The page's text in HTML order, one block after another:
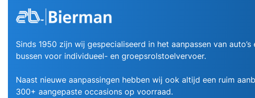
Sinds 1950 zijn wij gespecialiseerd in het aanpassen van auto’s
bussen voor individueel- en groepsrolstoelvervoer.
Naast nieuwe aanpassingen hebben wij ook altijd een ruim
300+ aangepaste occasions op voorraad.